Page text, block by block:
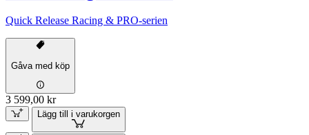
Quick Release Racing & PRO-serien
Gåva med köp
3 599,00 kr
Lägg till i varukorgen